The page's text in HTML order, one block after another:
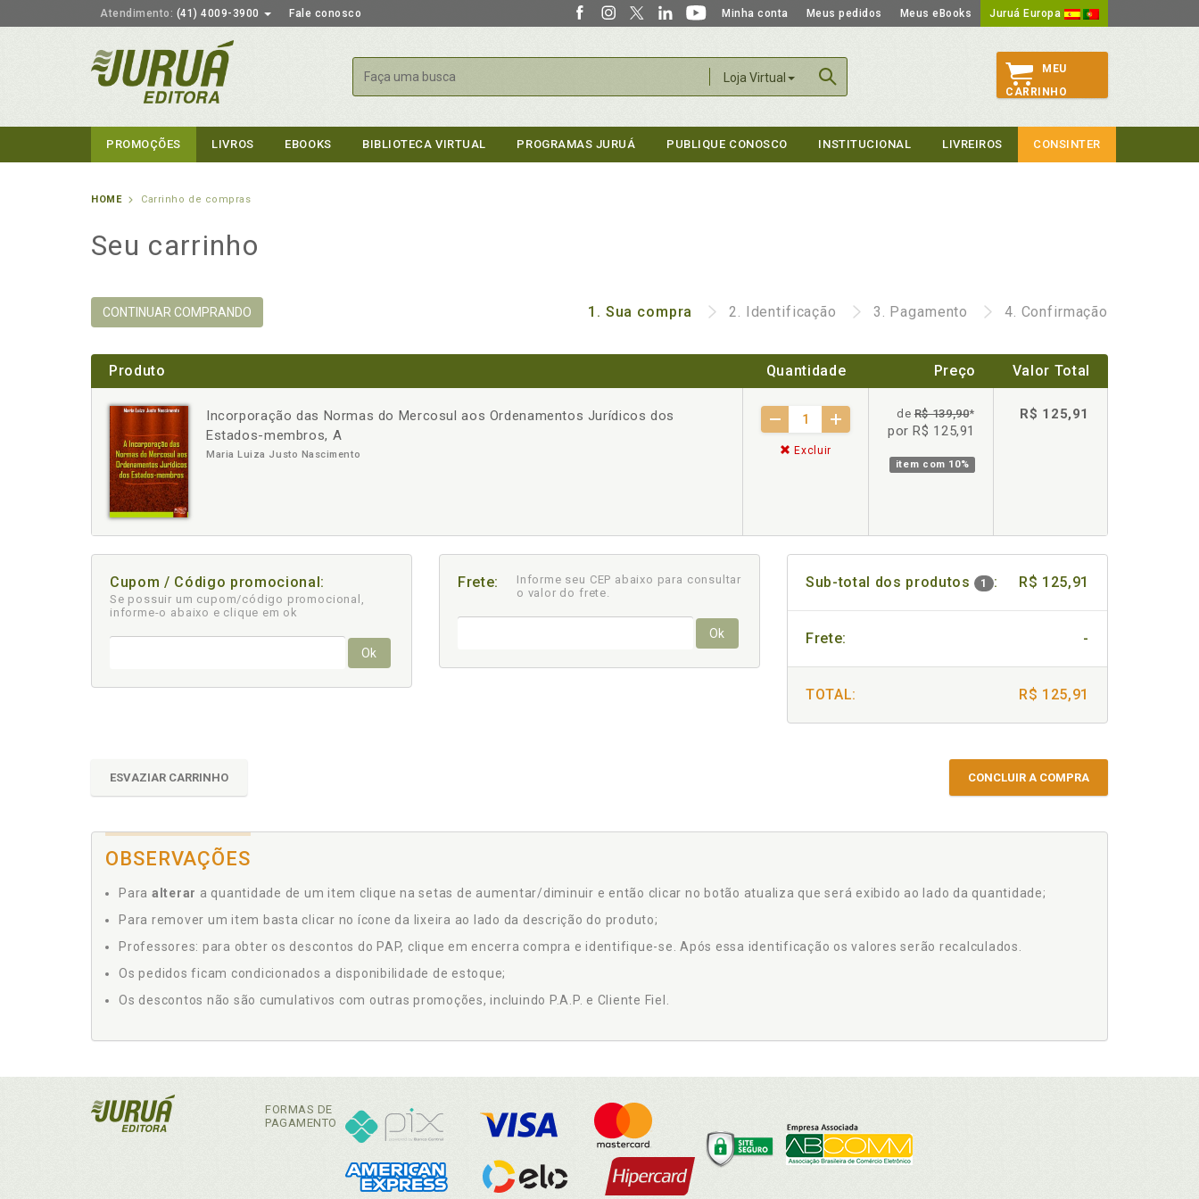
Atendimento: (41) 4009-3900 Fale conosco Minha conta Meus pedidos Meus eBooks Juruá Europa
Loja Virtual
Buscar
MEU
CARRINHO
PROMOÇÕES LIVROS EBOOKS BIBLIOTECA VIRTUAL PROGRAMAS JURUÁ PUBLIQUE CONOSCO INSTITUCIONAL LIVREIROS CONSINTER
HOME Carrinho de compras
Seu carrinho
CONTINUAR COMPRANDO 1. Sua compra 2. Identificação 3. Pagamento 4. Confirmação
Produto Quantidade Preço Valor Total
Incorporação das Normas do Mercosul aos Ordenamentos Jurídicos dos
Estados-membros, A
Maria Luiza Justo Nascimento
- +
Excluir
deR$ 139,90*
por R$ 125,91
item com 10%
R$ 125,91
Cupom / Código promocional:
Se possuir um cupom/código promocional,
informe-o abaixo e clique em ok
Ok
Frete:
Informe seu CEP abaixo para consultar
o valor do frete.
Ok
Sub-total dos produtos 1 : R$ 125,91
Frete: -
TOTAL: R$ 125,91
ESVAZIAR CARRINHO CONCLUIR A COMPRA
OBSERVAÇÕES
Para alterar a quantidade de um item clique na setas de aumentar/diminuir e então clicar no botão atualiza que será exibido ao lado da quantidade;
Para remover um item basta clicar no ícone da lixeira ao lado da descrição do produto;
Professores: para obter os descontos do PAP, clique em encerra compra e identifique-se. Após essa identificação os valores serão recalculados.
Os pedidos ficam condicionados a disponibilidade de estoque;
Os descontos não são cumulativos com outras promoções, incluindo P.A.P. e Cliente Fiel.
FORMAS DE
PAGAMENTO